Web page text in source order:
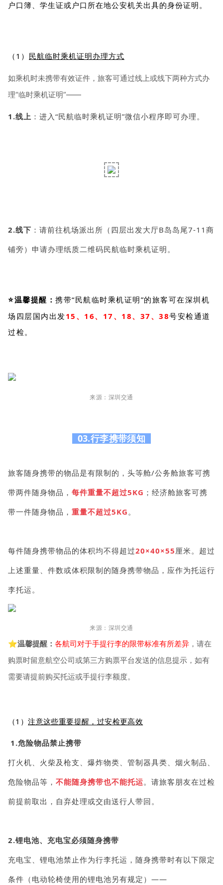
户口簿、学生证或户口所在地公安机关出具的身份证明。
（1） 民航临时乘机证明办理方式
如乘机时未携带有效证件，旅客可通过线上或线下两种方式办
理“临时乘机证明”——
1.线上 ：进入“民航临时乘机证明”微信小程序即可办理。
2.线下 ：请前往机场派出所（四层出发大厅B岛岛尾7-11商
铺旁） 申请办理纸质二维码民航临时乘机证明。
⭐温馨提醒： 携带“民航临时乘机证明”的旅客可在深圳机
场四层国内出发15、16、17、18、37、38号安检通道
过检。
来源：深圳交通
03.行李携带须知
旅客随身携带的物品是有限制的，头等舱/公务舱旅客可携
带两件随身物品， 每件重量不超过5KG ；经济舱旅客可携
带一件随身物品， 重量不超过5KG。
每件随身携带物品的体积均不得超过20×40×55厘米。超过
上述重量、件数或体积限制的随身携带物品，应作为托运行
李托运。
来源：深圳交通
⭐温馨提醒： 各航司对于手提行李的限带标准有所差异 ，请在
购票时留意航空公司或第三方购票平台发送的信息提示，如有
需要请提前购买托运或手提行李额度。
（1）注意这些重要提醒，过安检更高效
1.危险物品禁止携带
打火机、火柴及枪支、爆炸物类、管制器具类、烟火制品、
危险物品等， 不能随身携带也不能托运。请旅客朋友在过检
前提前取出，自弃处理或交由送行人带回。
2.锂电池、充电宝必须随身携带
充电宝、锂电池禁止作为行李托运，随身携带时有以下限定
条件（电动轮椅使用的锂电池另有规定）——